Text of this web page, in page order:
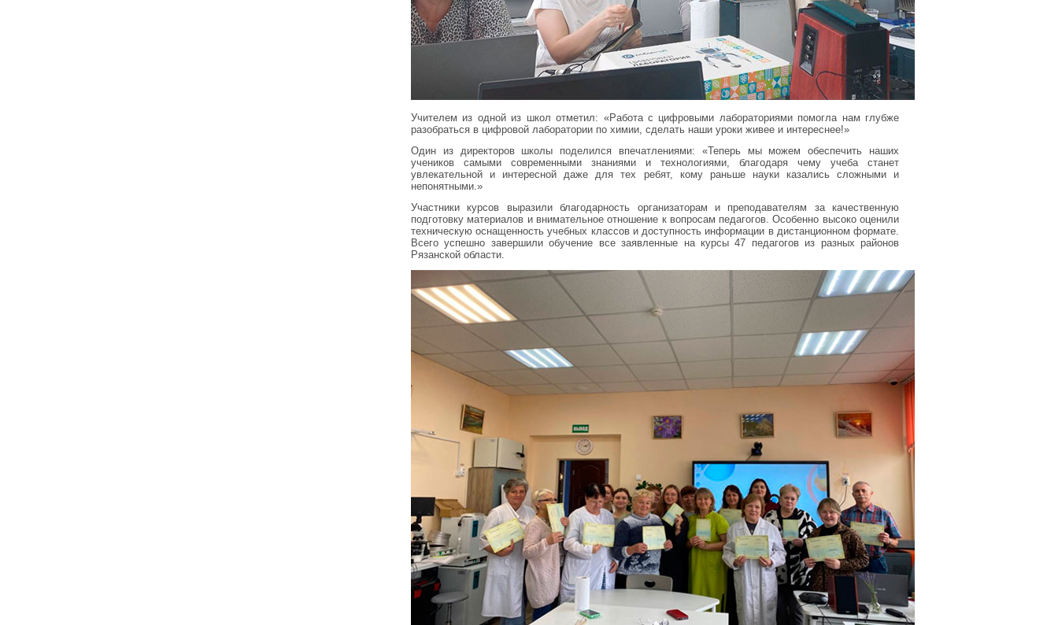
Учителем из одной из школ отметил: «Работа с цифровыми лабораториями помогла нам глубже
разобраться в цифровой лаборатории по химии, сделать наши уроки живее и интереснее!»
Один из директоров школы поделился впечатлениями: «Теперь мы можем обеспечить наших
учеников самыми современными знаниями и технологиями, благодаря чему учеба станет
увлекательной и интересной даже для тех ребят, кому раньше науки казались сложными и
непонятными.»
Участники курсов выразили благодарность организаторам и преподавателям за качественную
подготовку материалов и внимательное отношение к вопросам педагогов. Особенно высоко оценили
техническую оснащенность учебных классов и доступность информации в дистанционном формате.
Всего успешно завершили обучение все заявленные на курсы 47 педагогов из разных районов
Рязанской области.